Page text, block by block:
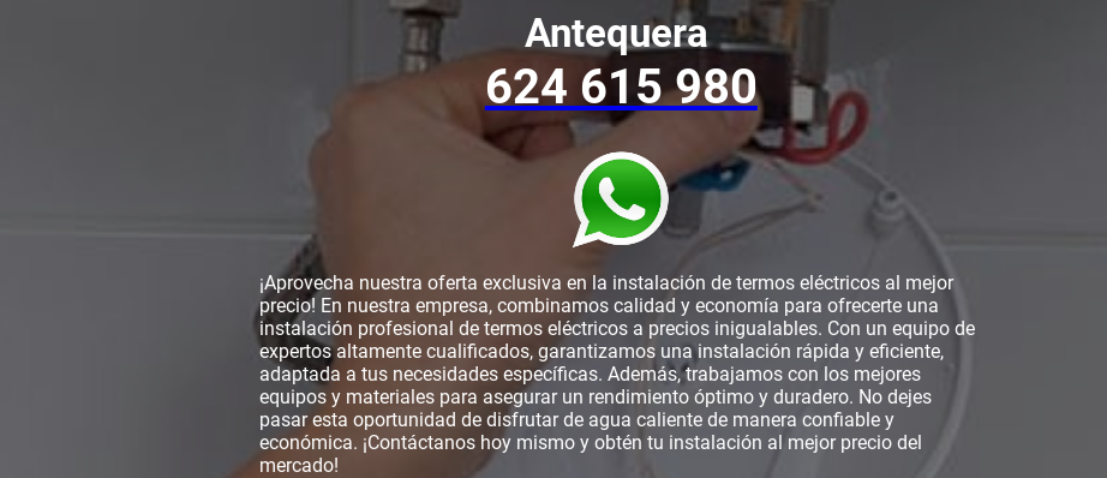
Antequera
624 615 980
¡Aprovecha nuestra oferta exclusiva en la instalación de termos eléctricos al mejor
precio! En nuestra empresa, combinamos calidad y economía para ofrecerte una
instalación profesional de termos eléctricos a precios inigualables. Con un equipo de
expertos altamente cualificados, garantizamos una instalación rápida y eficiente,
adaptada a tus necesidades específicas. Además, trabajamos con los mejores
equipos y materiales para asegurar un rendimiento óptimo y duradero. No dejes
pasar esta oportunidad de disfrutar de agua caliente de manera confiable y
económica. ¡Contáctanos hoy mismo y obtén tu instalación al mejor precio del
mercado!